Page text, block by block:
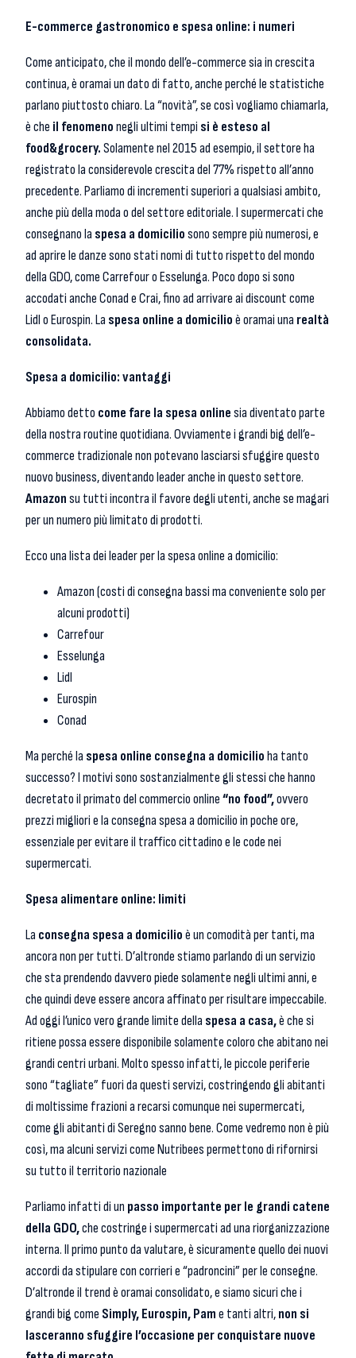
E-commerce gastronomico e spesa online: i numeri
Come anticipato, che il mondo dell’e-commerce sia in crescita
continua, è oramai un dato di fatto, anche perché le statistiche
parlano piuttosto chiaro. La “novità”, se così vogliamo chiamarla,
è che il fenomenonegli ultimi tempi si è esteso al
food&grocery.Solamente nel 2015 ad esempio, il settore ha
registrato la considerevole crescita del 77% rispetto all’anno
precedente. Parliamo di incrementi superiori a qualsiasi ambito,
anche più della moda o del settore editoriale. I supermercati che
consegnano la spesa a domiciliosono sempre più numerosi, e
ad aprire le danze sono stati nomi di tutto rispetto del mondo
della GDO, come Carrefour o Esselunga. Poco dopo si sono
accodati anche Conad e Crai, fino ad arrivare ai discount come
Lidl o Eurospin. La spesa online a domicilioè oramai una realtà
consolidata.
Spesa a domicilio: vantaggi
Abbiamo detto come fare la spesa onlinesia diventato parte
della nostra routine quotidiana. Ovviamente i grandi big dell’e-
commerce tradizionale non potevano lasciarsi sfuggire questo
nuovo business, diventando leader anche in questo settore.
Amazonsu tutti incontra il favore degli utenti, anche se magari
per un numero più limitato di prodotti.
Ecco una lista dei leader per la spesa online a domicilio:
Amazon (costi di consegna bassi ma conveniente solo per
alcuni prodotti)
Carrefour
Esselunga
Lidl
Eurospin
Conad
Ma perché la spesa online consegna a domicilioha tanto
successo? I motivi sono sostanzialmente gli stessi che hanno
decretato il primato del commercio online“no food”,ovvero
prezzi migliori e la consegna spesa a domicilio in poche ore,
essenziale per evitare il traffico cittadino e le code nei
supermercati.
Spesa alimentare online: limiti
La consegna spesa a domicilioè un comodità per tanti, ma
ancora non per tutti. D’altronde stiamo parlando di un servizio
che sta prendendo davvero piede solamente negli ultimi anni, e
che quindi deve essere ancora affinato per risultare impeccabile.
Ad oggi l’unico vero grande limite della spesa a casa,è che si
ritiene possa essere disponibile solamente coloro che abitano nei
grandi centri urbani. Molto spesso infatti, le piccole periferie
sono “tagliate” fuori da questi servizi, costringendo gli abitanti
di moltissime frazioni a recarsi comunque nei supermercati,
come gli abitanti di Seregno sanno bene. Come vedremo non è più
così, ma alcuni servizi come Nutribees permettono di rifornirsi
su tutto il territorio nazionale
Parliamo infatti di un passo importante per le grandi catene
della GDO,che costringe i supermercati ad una riorganizzazione
interna. Il primo punto da valutare, è sicuramente quello dei nuovi
accordi da stipulare con corrieri e “padroncini” per le consegne.
D’altronde il trend è oramai consolidato, e siamo sicuri che i
grandi big come Simply, Eurospin, Pame tanti altri,non si
lasceranno sfuggire l’occasione per conquistare nuove